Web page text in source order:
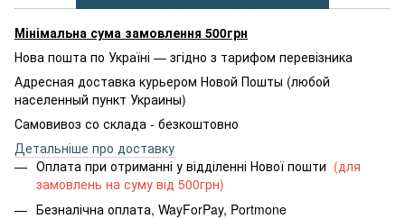
Мінімальна сума замовлення 500грн
Нова пошта по Україні — згідно з тарифом перевізника
Адресная доставка курьером Новой Пошты (любой
населенный пункт Украины)
Самовивоз со склада - безкоштовно
Детальніше про доставку
Оплата при отриманні у відділенні Нової пошти (для
замовлень на суму від 500грн)
Безналічна оплата, WayForPay, Portmone